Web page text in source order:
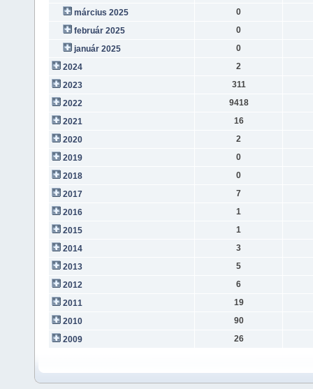
március 2025
0
február 2025
0
január 2025
0
2024
2
2023
311
2022
9418
2021
16
2020
2
2019
0
2018
0
2017
7
2016
1
2015
1
2014
3
2013
5
2012
6
2011
19
2010
90
2009
26